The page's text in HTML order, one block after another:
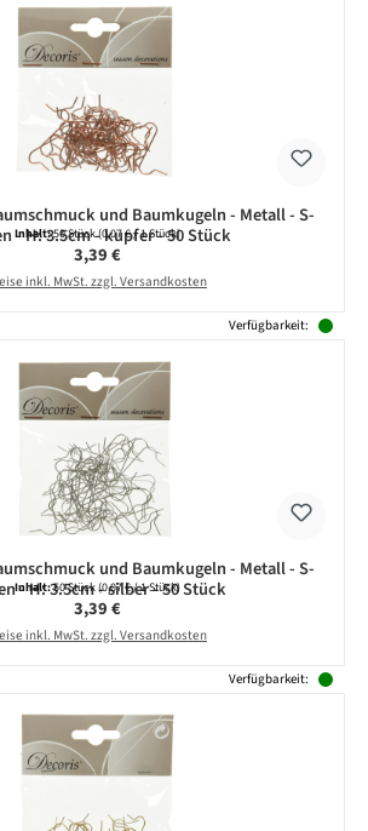
und Baumkugeln - Metall - S-
- H: 3.5cm - kupfer - 50 Stück
Inhalt:50 Stück(0,07 € / 1 Stück)
Regulärer Preis:
3,39 €
inkl. MwSt. zzgl. Versandkosten
Verfügbarkeit:
und Baumkugeln - Metall - S-
- H: 3.5cm - silber - 50 Stück
Inhalt:50 Stück(0,07 € / 1 Stück)
Regulärer Preis:
3,39 €
inkl. MwSt. zzgl. Versandkosten
Verfügbarkeit: